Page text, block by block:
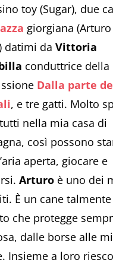
toy (Sugar), due
giorgiana
datimi daVittoria
conduttrice della
Dalla parte
, e tre gatti. Molto
nella mia casa di
così possono
aperta, giocare e
Arturo è uno dei
È un cane talmente
che protegge
dalle borse alle
Insieme a loro riesco